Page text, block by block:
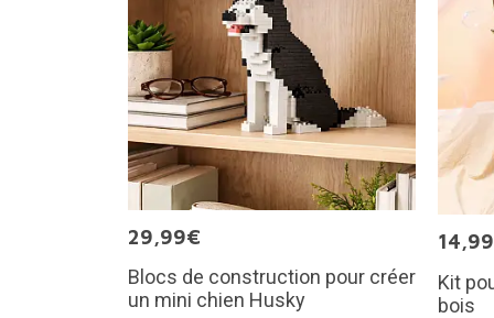
29,99€
Blocs de construction pour créer
un mini chien Husky
Kit
bois